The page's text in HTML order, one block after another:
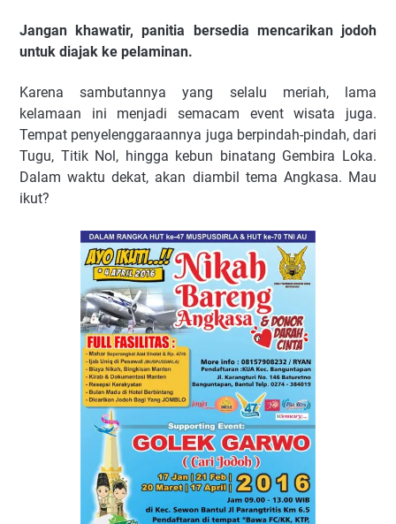
Jangan khawatir, panitia bersedia mencarikan jodoh
untuk diajak ke pelaminan.
Karena sambutannya yang selalu meriah, lama
kelamaan ini menjadi semacam event wisata juga.
Tempat penyelenggaraannya juga berpindah-pindah, dari
Tugu, Titik Nol, hingga kebun binatang Gembira Loka.
Dalam waktu dekat, akan diambil tema Angkasa. Mau
ikut?